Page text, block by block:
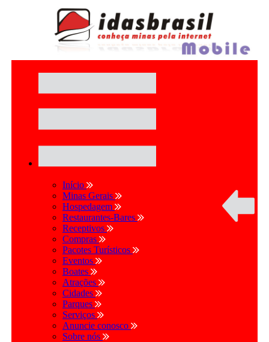
Início
Minas Gerais
Hospedagem
Restaurantes-Bares
Receptivos
Compras
Pacotes Turísticos
Eventos
Boates
Atrações
Cidades
Parques
Serviços
Anuncie conosco
Sobre nós